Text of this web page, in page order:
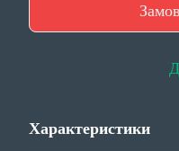
Характеристики